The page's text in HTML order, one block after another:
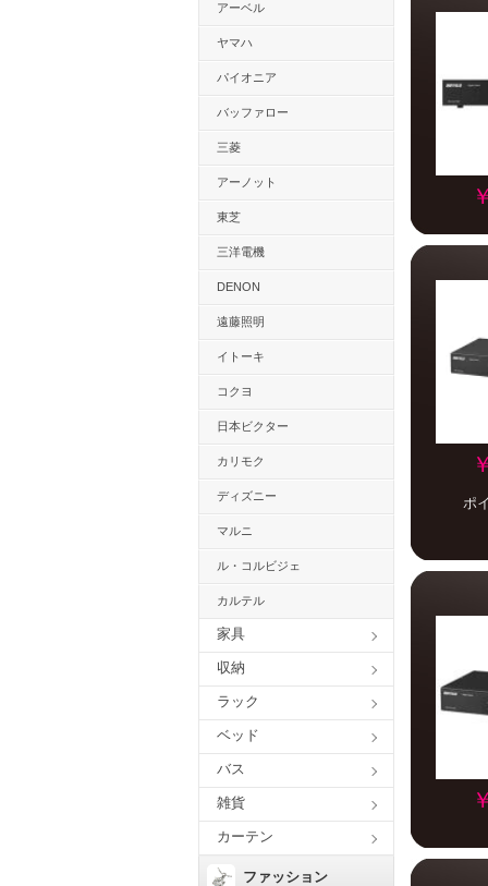
アーベル
ヤマハ
パイオニア
バッファロー
三菱
アーノット
東芝
三洋電機
DENON
遠藤照明
イトーキ
コクヨ
日本ビクター
カリモク
ディズニー
マルニ
ル・コルビジェ
カルテル
家具
収納
ラック
ベッド
バス
雑貨
カーテン
ファッション
ポ